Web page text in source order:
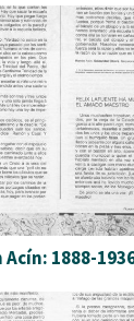
Acín: 1888-